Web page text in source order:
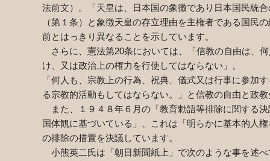
法前文）。「天皇は、日本国の象徴であり日本国民統
（第１条）と象徴天皇の存立理由を主権者である国民
前とはっきり異なることを示しています。
さらに、憲法第20条においては、「信教の自由は、
け、又は政治上の権力を行使してはならない」。
「何人も、宗教上の行為、祝典、儀式又は行事に参加
る宗教的活動もしてはならない。」と信教の自由と政
また、１９４８年６月の「教育勅語等排除に関する
国体観に基づいている」、これは「明らかに基本的人
の排除の措置を決議しています。
小熊英二氏は「朝日新聞紙上」で次のような事を述